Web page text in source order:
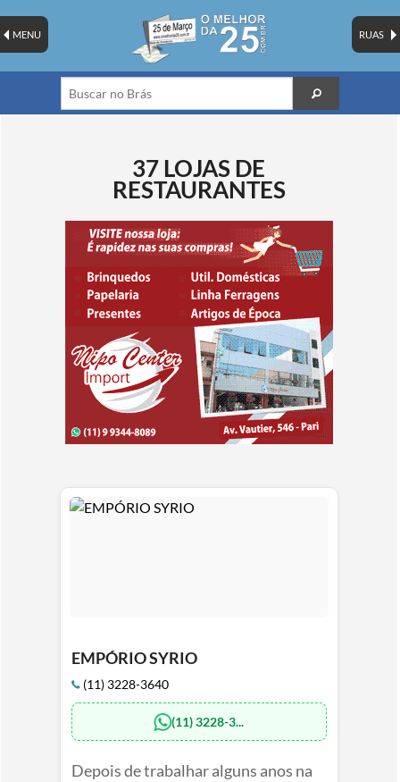
RUAS
MENU
37 LOJAS DE
RESTAURANTES
EMPÓRIO SYRIO
(11) 3228-3640
(11) 3228-3...
Depois de trabalhar alguns anos na